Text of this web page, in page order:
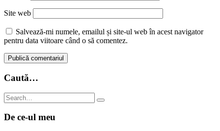
Site web
Salvează-mi numele, emailul și site-ul web în acest navigator
pentru data viitoare când o să comentez.
Caută…
De ce-ul meu